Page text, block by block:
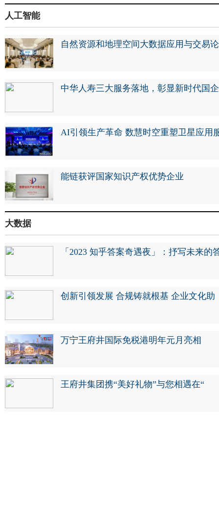
人工智能
自然资源和地理空间大数据应用与交易论
中华人寿三大服务落地，彰显新时代国企
AI引领生产革命 数慧时空重塑卫星应用
能链获评国家知识产权优势企业
大数据
「2023 知乎答案奇遇夜」：抒写未来的
创新引领发展 合规铸就根基 企业文化助
万宁王府井国际免税港明年元月亮相
王府井集团携“美好礼物”与您相遇在“